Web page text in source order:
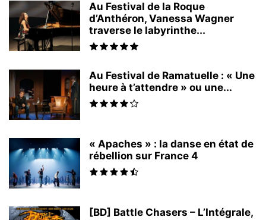
Au Festival de la Roque
d’Anthéron, Vanessa Wagner
traverse le labyrinthe...
Au Festival de Ramatuelle : « Une
heure à t’attendre » ou une...
« Apaches » : la danse en état de
rébellion sur France 4
[BD] Battle Chasers – L’Intégrale,